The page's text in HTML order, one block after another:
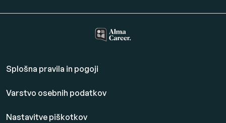
Splošna pravila in pogoji
Varstvo osebnih podatkov
Nastavitve piškotkov